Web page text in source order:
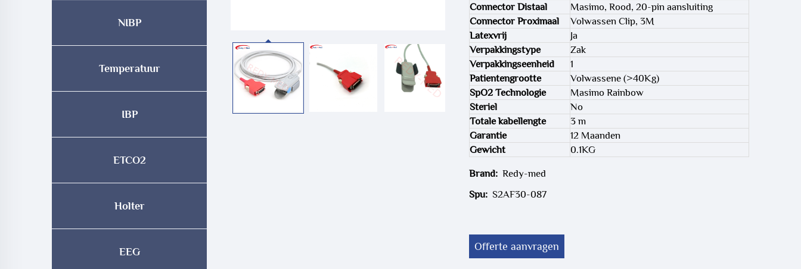
NIBP
Temperatuur
IBP
ETCO2
Holter
EEG
Connector Distaal
Masimo, Rood, 20-pin aansluiting
Connector Proximaal
Volwassen Clip, 3M
Latexvrij
Ja
Verpakkingstype
Zak
Verpakkingseenheid
1
Patientengrootte
Volwassene (>40Kg)
SpO2 Technologie
Masimo Rainbow
Steriel
No
Totale kabellengte
3 m
Garantie
12 Maanden
Gewicht
0.1KG
Brand: Redy-med
Spu: S2AF30-087
Offerte aanvragen